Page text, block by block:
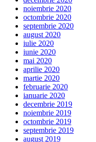
noiembrie 2020
octombrie 2020
septembrie 2020
august 2020
iulie 2020
iunie 2020
mai 2020
aprilie 2020
martie 2020
februarie 2020
ianuarie 2020
decembrie 2019
noiembrie 2019
octombrie 2019
septembrie 2019
august 2019